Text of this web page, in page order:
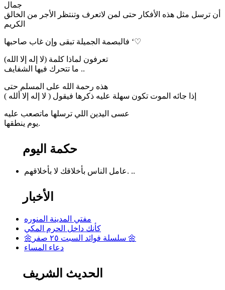
جمال
أن ترسل مثل هذه الأفكار حتى لمن لاتعرف وتنتظر الأجر من الخالق
الكريم
فالبصمة الجميلة تبقى وإن غاب صاحبها ‘♡
تعرفون لماذا كلمة (لا إله إلا الله)
ما تتحرك فيها الشفايف ..
هذه رحمة الله على المسلم حتى
إذا جائه الموت تكون سهلة عليه ذكرها فيقول ( لا إله إلا ألله )
عسى اليدين اللي ترسلها ماتصعب عليه
يوم ينطقها.
حكمة اليوم
عامل الناس بأخلاقك لا بأخلاقهم. ..
الأخبار
مفتي المدينة المنوره
كأنك داخل الحرم المكي
🌼سلسلة فوائد السبت ٢٥ صفر 🌼
دعاء المساء
الحديث الشريف